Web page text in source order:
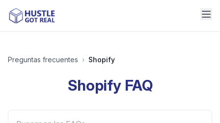
Preguntas frecuentes › Shopify
ShopifyFAQ